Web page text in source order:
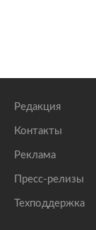
Редакция
Контакты
Реклама
Пресс-релизы
Техподдержка